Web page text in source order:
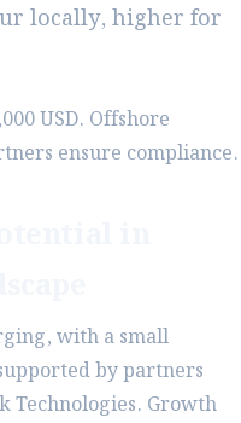
locally, higher for
USD. Offshore
ensure compliance.
with a small
by partners
Technologies. Growth